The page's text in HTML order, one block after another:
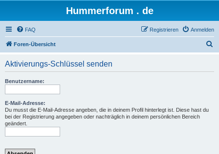
Hummerforum . de
FAQ Anmelden
Registrieren
Foren-Übersicht
Aktivierungs-Schlüssel senden
Benutzername:
E-Mail-Adresse:
Du musst die E-Mail-Adresse angeben, die in deinem Profil hinterlegt ist. Diese hast du
bei der Registrierung angegeben oder nachträglich in deinem persönlichen Bereich
geändert.